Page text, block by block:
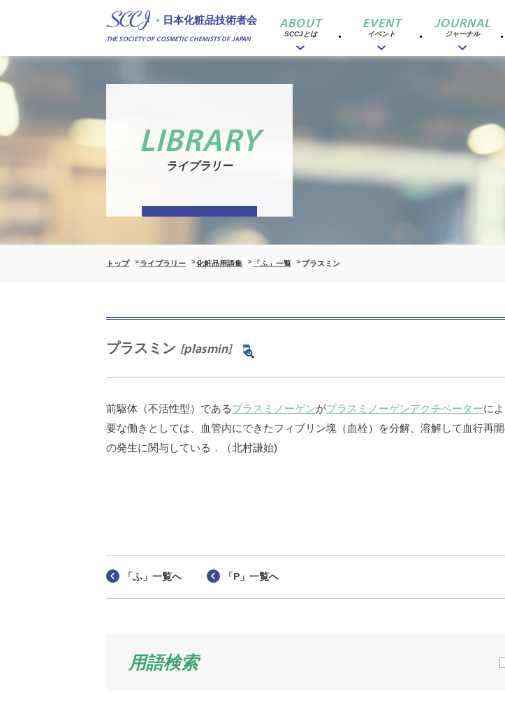
日本化粧品技術者会
THE SOCIETY OF COSMETIC CHEMISTS OF JAPAN
ABOUT
SCCJとは
EVENT
イベント
JOURNAL
ジャーナル
LIBRARY
ライブラリー
トップ ライブラリー 化粧品用語集 「ふ」一覧 プラスミン
プラスミン [plasmin]
前駆体（不活性型）であるプラスミノーゲンがプラスミノーゲンアクチベーターに
要な働きとしては、血管内にできたフィブリン塊（血栓）を分解、溶解して血行再
の発生に関与している．（北村謙始)
「ふ」一覧へ 「P」一覧へ
用語検索